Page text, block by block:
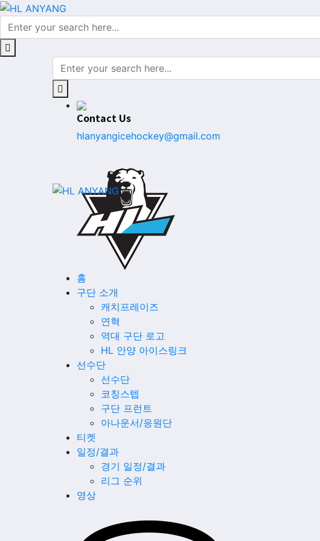
Contact Us
hlanyangicehockey@gmail.com
홈
구단 소개
캐치프레이즈
연혁
역대 구단 로고
HL 안양 아이스링크
선수단
선수단
코칭스텝
구단 프런트
아나운서/응원단
티켓
일정/결과
경기 일정/결과
리그 순위
영상